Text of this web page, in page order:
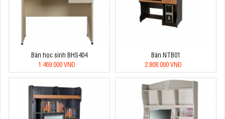
Bàn học sinh BHS404
1.469.000 VNĐ
Bàn NTB01
2.808.000 VNĐ